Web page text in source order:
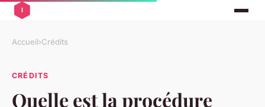
Accueil›Crédits
CRÉDITS
Quelle est la procédure